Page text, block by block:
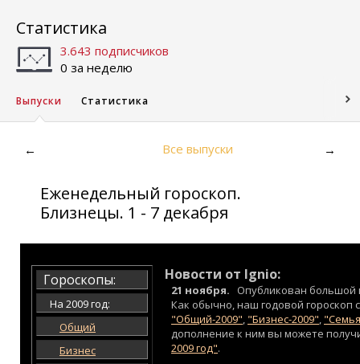
Статистика
3.643 подписчиков
0 за неделю
Выпуски Статистика
← Все выпуски →
Еженедельный гороскоп.
Близнецы. 1 - 7 декабря
Гороскопы:
На 2009 год:
Общий
Бизнес
Новости от Ignio:
21 ноября. Опубликован
Как обычно, наш годовой гороскоп
"Общий-2009", "Бизнес-2009",
дополнение к ним вы можете
2009 год".